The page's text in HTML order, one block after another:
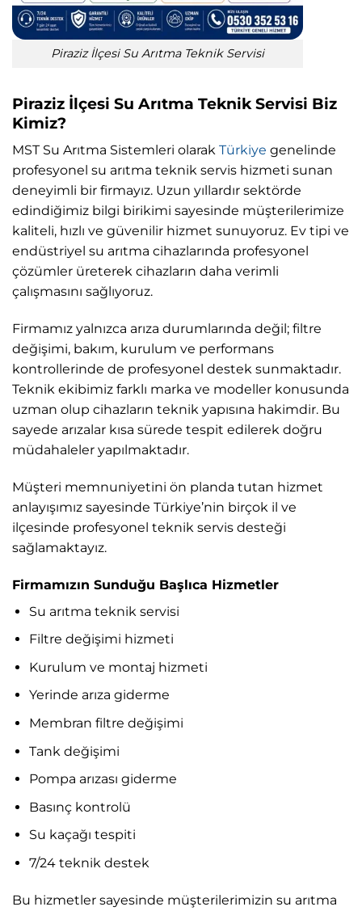
Piraziz İlçesi Su Arıtma Teknik Servisi
Piraziz İlçesi Su Arıtma Teknik Servisi Biz
Kimiz?
MST Su Arıtma Sistemleri olarak Türkiye genelinde
profesyonel su arıtma teknik servis hizmeti sunan
deneyimli bir firmayız. Uzun yıllardır sektörde
edindiğimiz bilgi birikimi sayesinde müşterilerimize
kaliteli, hızlı ve güvenilir hizmet sunuyoruz. Ev tipi ve
endüstriyel su arıtma cihazlarında profesyonel
çözümler üreterek cihazların daha verimli
çalışmasını sağlıyoruz.
Firmamız yalnızca arıza durumlarında değil; filtre
değişimi, bakım, kurulum ve performans
kontrollerinde de profesyonel destek sunmaktadır.
Teknik ekibimiz farklı marka ve modeller konusunda
uzman olup cihazların teknik yapısına hakimdir. Bu
sayede arızalar kısa sürede tespit edilerek doğru
müdahaleler yapılmaktadır.
Müşteri memnuniyetini ön planda tutan hizmet
anlayışımız sayesinde Türkiye’nin birçok il ve
ilçesinde profesyonel teknik servis desteği
sağlamaktayız.
Firmamızın Sunduğu Başlıca Hizmetler
Su arıtma teknik servisi
Filtre değişimi hizmeti
Kurulum ve montaj hizmeti
Yerinde arıza giderme
Membran filtre değişimi
Tank değişimi
Pompa arızası giderme
Basınç kontrolü
Su kaçağı tespiti
7/24 teknik destek
Bu hizmetler sayesinde müşterilerimizin su arıtma